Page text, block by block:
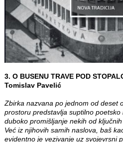
3. O BUSENU TRAVE POD
Tomislav Pavelić
Zbirka nazvana po jednom od deset
prostoru predstavlja suptilno
duboko promišljanje nekih od
Već iz njihovih samih naslova, baš
evidentno je vezivanje uz svojevrsni